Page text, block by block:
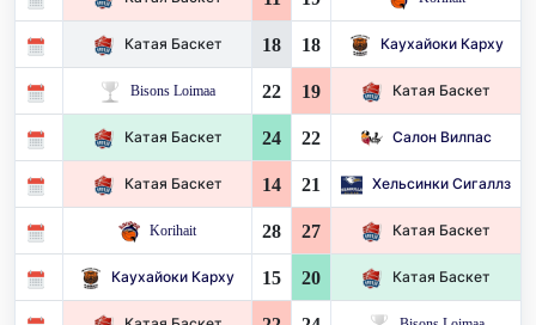
Катая Баскет 18 18 Каухайоки Карху
Bisons Loimaa 22 19 Катая Баскет
Катая Баскет 24 22 Салон Вилпас
Катая Баскет 14 21 Хельсинки Сигаллз
Korihait 28 27 Катая Баскет
Каухайоки Карху 15 20 Катая Баскет